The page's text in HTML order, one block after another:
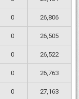
0 26,806
0 26,505
0 26,522
0 26,763
0 27,163